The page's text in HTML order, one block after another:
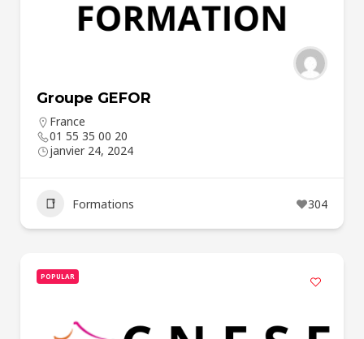
Groupe GEFOR
France
01 55 35 00 20
janvier 24, 2024
Formations 304
POPULAR